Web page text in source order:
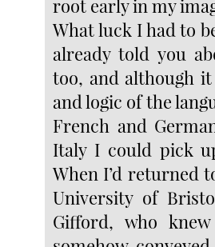
root early in my
What luck I had to
already told you
too, and although
and logic of the
French and
Italy I could pick
When I’d returned
University of
Gifford, who